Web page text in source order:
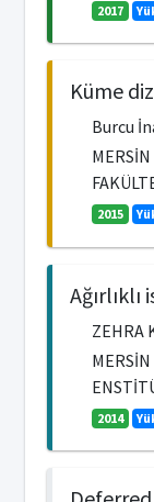
2017
Küme
Burcu
2015
ZEHRA
2014